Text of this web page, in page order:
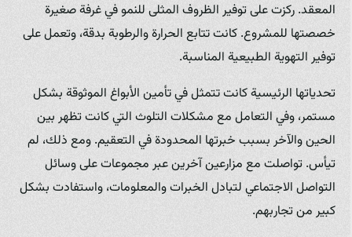
المعقد. ركزت على توفير الظروف المثلى للنمو في غرفة صغيرة
خصصتها للمشروع. كانت تتابع الحرارة والرطوبة بدقة، وتعمل على
توفير التهوية الطبيعية المناسبة.
تحدياتها الرئيسية كانت تتمثل في تأمين الأبواغ الموثوقة بشكل
مستمر، وفي التعامل مع مشكلات التلوث التي كانت تظهر بين
الحين والآخر بسبب خبرتها المحدودة في التعقيم. ومع ذلك، لم
تيأس. تواصلت مع مزارعين آخرين عبر مجموعات على وسائل
التواصل الاجتماعي لتبادل الخبرات والمعلومات، واستفادت بشكل
كبير من تجاربهم.